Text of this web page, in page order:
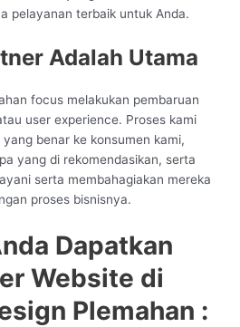
pelayanan terbaik untuk Anda.
Adalah Utama
focus melakukan pembaruan
user experience. Proses kami
benar ke konsumen kami,
yang di rekomendasikan, serta
serta membahagiakan mereka
proses bisnisnya.
Dapatkan
Website di
Plemahan :